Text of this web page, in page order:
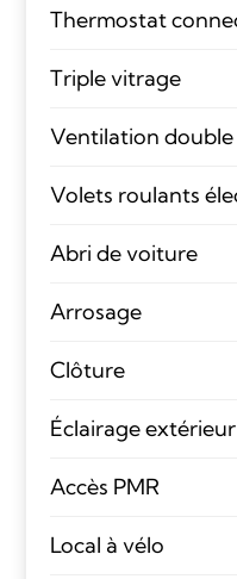
Thermostat
Triple vitrage
Ventilation
Volets roulants
Abri de voiture
Arrosage
Clôture
Éclairage extérieur
Accès PMR
Local à vélo